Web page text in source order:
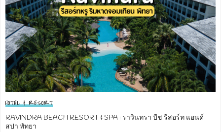
HOTEL & RESORT
RAVINDRA BEACH RESORT & SPA : ราวินทรา บีช รีสอร์ท แอนด์
สปา พัทยา